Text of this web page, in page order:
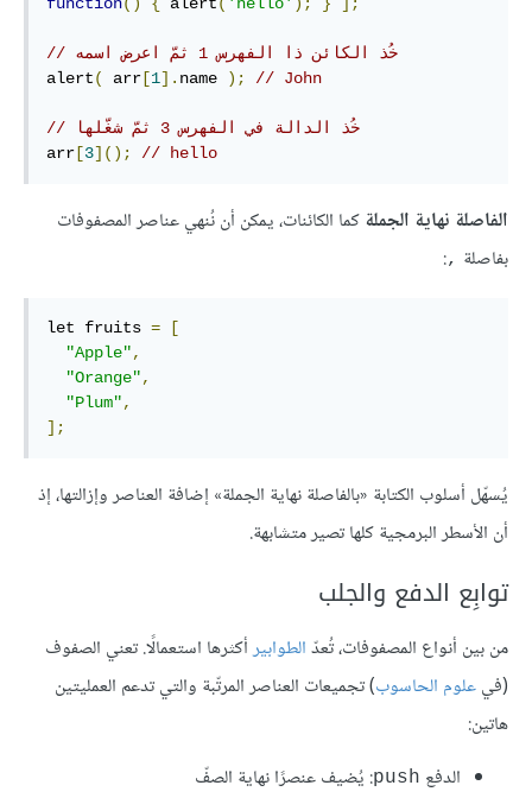
// خُذ الكائن ذا الفهرس 1 ثمّ اعرض اسمه
alert( arr [1]. name ); // John
// خُذ الدالة في الفهرس 3 ثمّ شغّلها
arr [3](); // hello
الفاصلة نهاية الجملة كما الكائنات، يمكن أن نُنهي عناصر المصفوفات
بفاصلة ,
:
let fruits =
[
"Apple",
"Orange",
"Plum",
];
يُسهّل أسلوب الكتابة «بالفاصلة نهاية الجملة» إضافة العناصر وإزالتها، إذ
أن الأسطر البرمجية كلها تصير متشابهة.
توابِع الدفع والجلب
من بين أنواع المصفوفات، تُعدّالطوابيرأكثرها استعمالًا. تعني الصفوف
(فيعلوم الحاسوب) تجميعات العناصر المرتّبة والتي تدعم العمليتين
هاتين:
الدفع push: يُضيف عنصرًا نهاية الصفّ